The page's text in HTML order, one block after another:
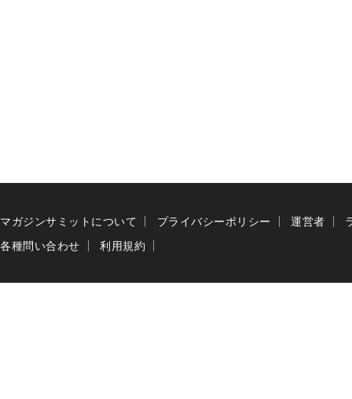
マガジンサミットについて プライバシーポリシー 運営者
各種問い合わせ
利用規約